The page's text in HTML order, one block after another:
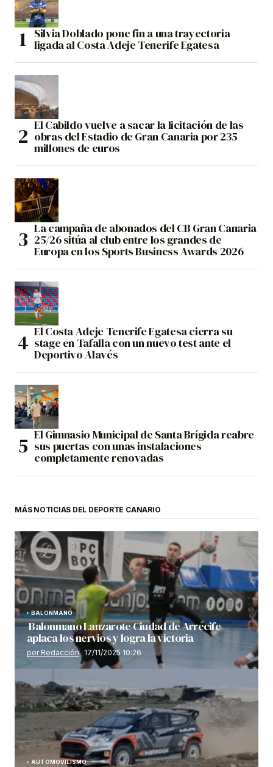
Silvia Doblado pone fin a una trayectoria
ligada al Costa Adeje Tenerife Egatesa
El Cabildo vuelve a sacar la licitación de las
obras del Estadio de Gran Canaria por 235
millones de euros
La campaña de abonados del CB Gran Canaria
25/26 sitúa al club entre los grandes de
Europa en los Sports Business Awards 2026
El Costa Adeje Tenerife Egatesa cierra su
stage en Tafalla con un nuevo test ante el
Deportivo Alavés
El Gimnasio Municipal de Santa Brígida reabre
sus puertas con unas instalaciones
completamente renovadas
MÁS NOTICIAS DEL DEPORTE CANARIO
BALONMANO
Balonmano Lanzarote Ciudad de Arrecife
aplaca los nervios y logra la victoria
por Redacción 17/11/2025 10:26
AUTOMOVILISMO